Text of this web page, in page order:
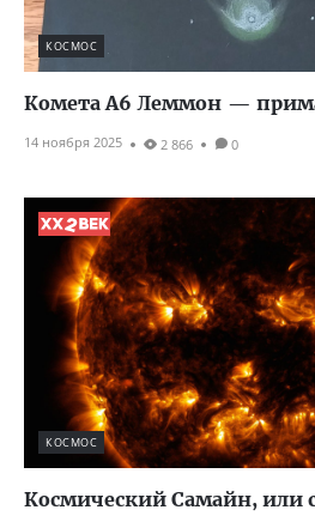
КОСМОС
Комета A6 Леммон —
14 ноября 2025 2 866 0
КОСМОС
Космический Самайн, или